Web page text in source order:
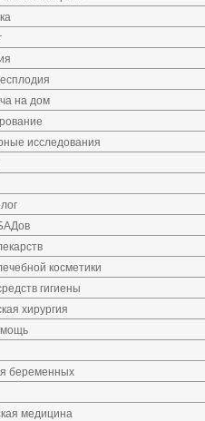
на дом
исследования
косметики
гигиены
хирургия
беременных
медицина